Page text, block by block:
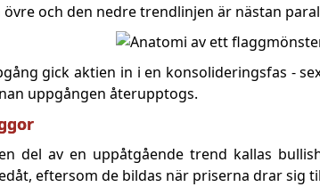
och den nedre trendlinjen är nästan
gick aktien in i en konsolideringsfas -
uppgången återupptogs.
del av en uppåtgående trend kallas
eftersom de bildas när priserna drar sig